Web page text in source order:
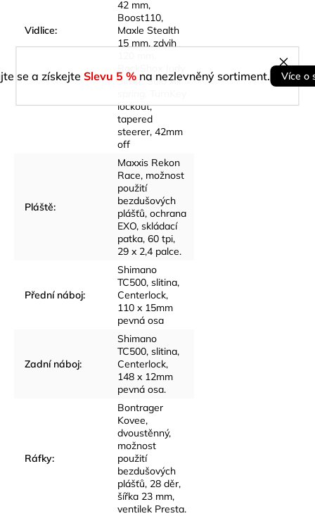
se a získejte Slevu 5 % na nezlevněný sortiment. Více o
Vidlice:
42 mm,
Boost110,
Maxle Stealth
15 mm, zdvih
Silver, Solo Air
lockout,
tapered
steerer, 42mm
off
Pláště:
Maxxis Rekon
Race, možnost
použití
bezdušových
plášťů, ochrana
EXO, skládací
patka, 60 tpi,
29 x 2,4 palce.
Přední náboj:
Shimano
TC500, slitina,
Centerlock,
110 x 15mm
pevná osa
Zadní náboj:
Shimano
TC500, slitina,
Centerlock,
148 x 12mm
pevná osa.
Ráfky:
Bontrager
Kovee,
dvoustěnný,
možnost
použití
bezdušových
plášťů, 28 děr,
šířka 23 mm,
ventilek Presta.